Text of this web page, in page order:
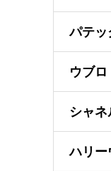
パテッ
ウブロ
シャネ
ハリー